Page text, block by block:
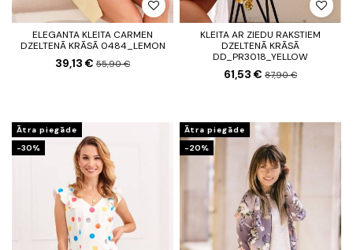
ELEGANTA KLEITA CARMEN
DZELTENĀ KRĀSĀ 0484_LEMON
39,13 € 55,90 €
KLEITA AR ZIEDU RAKSTIEM
DZELTENĀ KRĀSĀ
DD_PR3018_YELLOW
61,53 € 87,90 €
Ātra piegāde
-30%
Ātra piegāde
-20%